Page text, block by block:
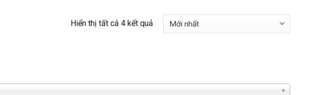
Hiển thị tất cả 4 kết quả